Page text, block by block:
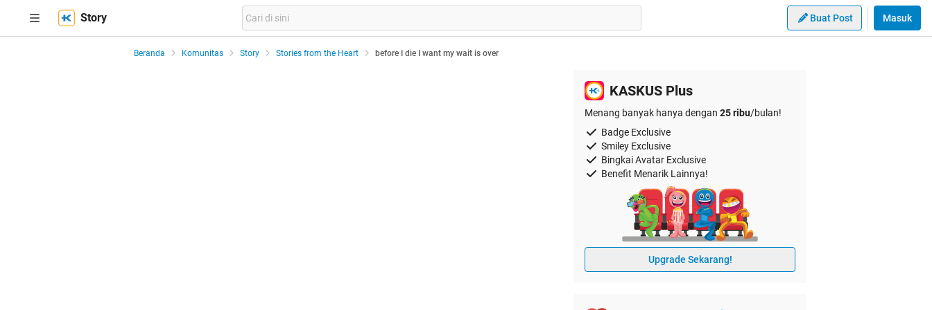
Story Buat Post Masuk
Beranda Komunitas Story Stories from the Heart before I die I want my wait is over
KASKUS Plus
Menang banyak hanya dengan 25 ribu/bulan!
Badge Exclusive
Smiley Exclusive
Bingkai Avatar Exclusive
Benefit Menarik Lainnya!
Upgrade Sekarang!